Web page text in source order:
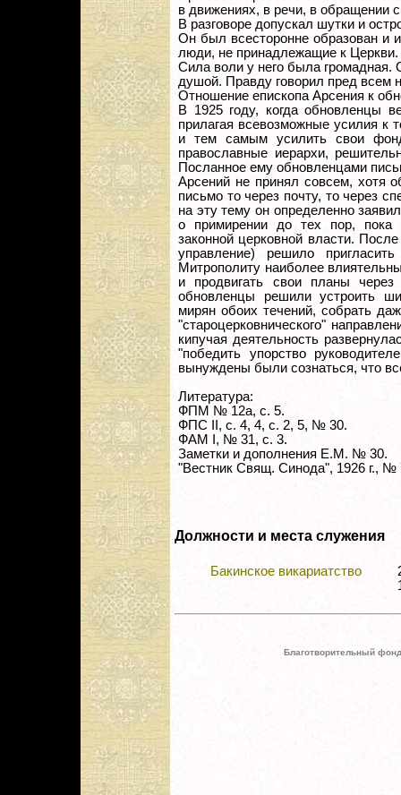
в движениях, в речи, в обращении
В разговоре допускал шутки и
Он был всесторонне образован и
люди, не принадлежащие к Церкви.
Сила воли у него была
душой. Правду говорил пред всем
Отношение епископа Арсения к
В 1925 году, когда обновленцы
прилагая всевозможные усилия к
и тем самым усилить свои
православные иерархи,
Посланное ему обновленцами
Арсений не принял совсем, хотя
письмо то через почту, то через
на эту тему он определенно
о примирении до тех пор, пока
законной церковной власти.
управление) решило
Митрополиту наиболее
и продвигать свои планы
обновленцы решили устроить
мирян обоих течений, собрать
"староцерковнического"
кипучая деятельность
"победить упорство
вынуждены были сознаться, что
Литература:
ФПМ № 12а, с. 5.
ФПС II, с. 4, 4, с. 2, 5, № 30.
ФАМ I, № 31, с. 3.
Заметки и дополнения Е.М. № 30.
"Вестник Свящ. Синода", 1926 г., №
Должности и места служения
Бакинское викариатство
Благотворительный